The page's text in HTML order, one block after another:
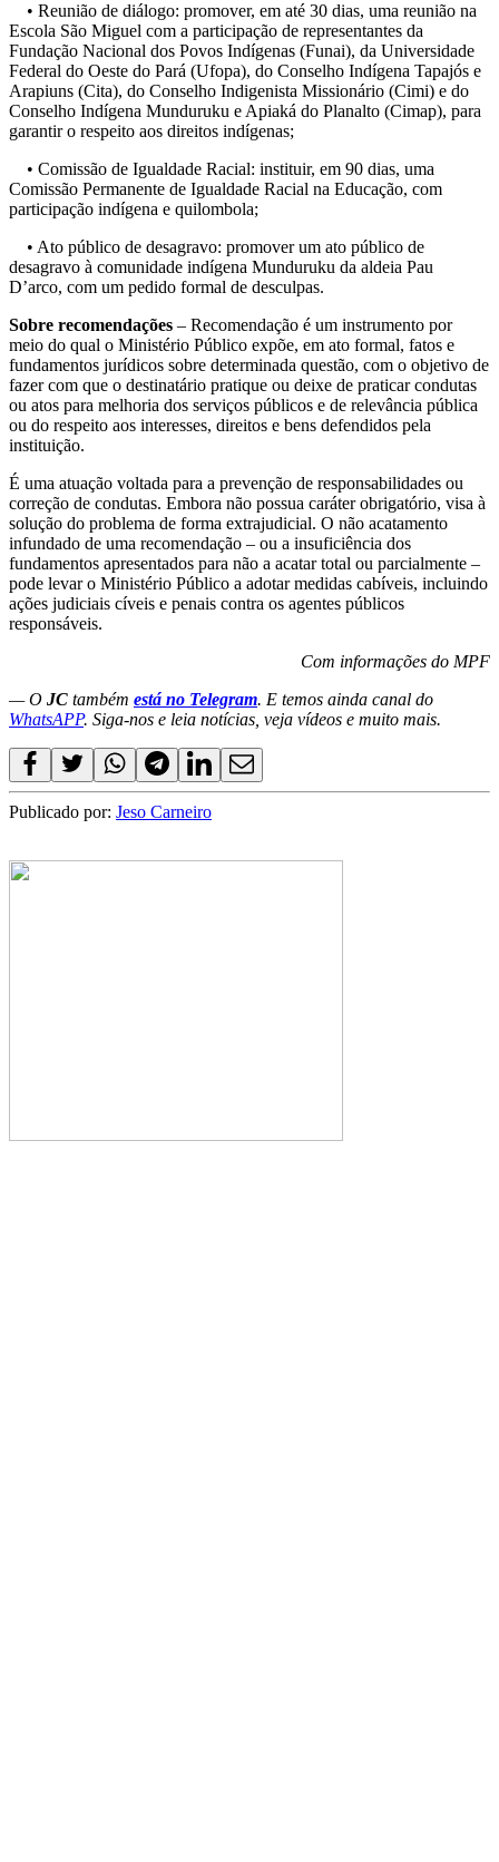
• Reunião de diálogo: promover, em até 30 dias, uma reunião na
Escola São Miguel com a participação de representantes da
Fundação Nacional dos Povos Indígenas (Funai), da Universidade
Federal do Oeste do Pará (Ufopa), do Conselho Indígena Tapajós e
Arapiuns (Cita), do Conselho Indigenista Missionário (Cimi) e do
Conselho Indígena Munduruku e Apiaká do Planalto (Cimap), para
garantir o respeito aos direitos indígenas;
• Comissão de Igualdade Racial: instituir, em 90 dias, uma
Comissão Permanente de Igualdade Racial na Educação, com
participação indígena e quilombola;
• Ato público de desagravo: promover um ato público de
desagravo à comunidade indígena Munduruku da aldeia Pau
D’arco, com um pedido formal de desculpas.
Sobre recomendações – Recomendação é um instrumento por
meio do qual o Ministério Público expõe, em ato formal, fatos e
fundamentos jurídicos sobre determinada questão, com o objetivo de
fazer com que o destinatário pratique ou deixe de praticar condutas
ou atos para melhoria dos serviços públicos e de relevância pública
ou do respeito aos interesses, direitos e bens defendidos pela
instituição.
É uma atuação voltada para a prevenção de responsabilidades ou
correção de condutas. Embora não possua caráter obrigatório, visa à
solução do problema de forma extrajudicial. O não acatamento
infundado de uma recomendação – ou a insuficiência dos
fundamentos apresentados para não a acatar total ou parcialmente –
pode levar o Ministério Público a adotar medidas cabíveis, incluindo
ações judiciais cíveis e penais contra os agentes públicos
responsáveis.
Com informações do MPF
— O JC também está no Telegram. E temos ainda canal do
WhatsAPP. Siga-nos e leia notícias, veja vídeos e muito mais.
Publicado por: Jeso Carneiro